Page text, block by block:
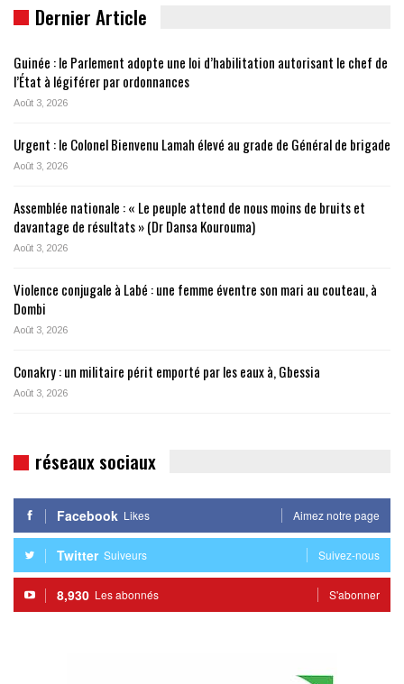
Dernier Article
Guinée : le Parlement adopte une loi d’habilitation autorisant le chef de
l’État à légiférer par ordonnances
Août 3, 2026
Urgent : le Colonel Bienvenu Lamah élevé au grade de Général de brigade
Août 3, 2026
Assemblée nationale : « Le peuple attend de nous moins de bruits et
davantage de résultats » (Dr Dansa Kourouma)
Août 3, 2026
Violence conjugale à Labé : une femme éventre son mari au couteau, à
Dombi
Août 3, 2026
Conakry : un militaire périt emporté par les eaux à, Gbessia
Août 3, 2026
réseaux sociaux
Facebook Likes Aimez notre page
Twitter Suiveurs Suivez-nous
8,930 Les abonnés S'abonner